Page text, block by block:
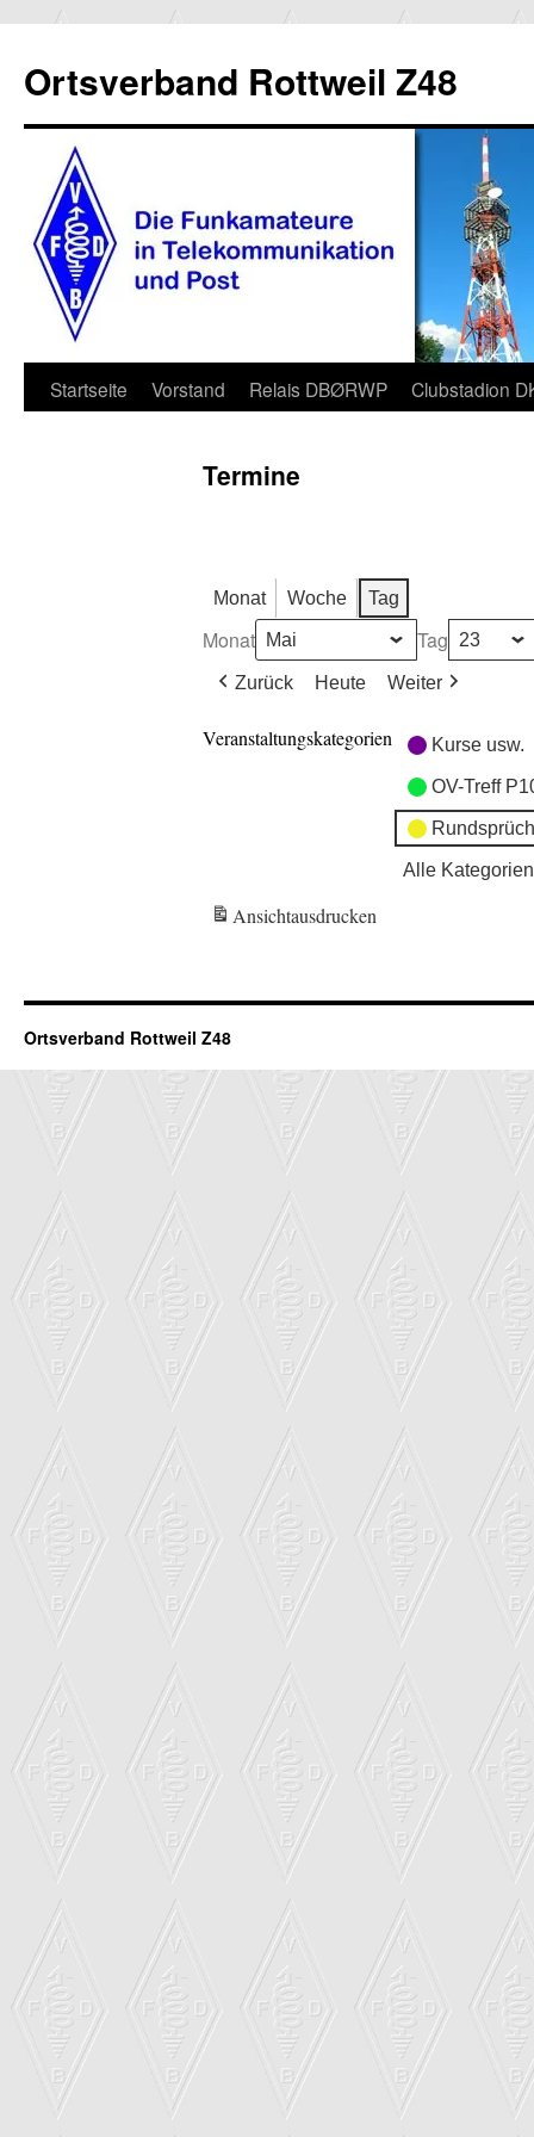
Ortsverband Rottweil Z48
Zum
Startseite Vorstand Relais DBØRWP Clubstadion
Termine
Monat Woche Tag
Monat Tag
Zurück Heute Weiter
Veranstaltungskategorien Kurse usw.
OV-Treff
Alle Kategorien
Ansichtausdrucken
Ortsverband Rottweil Z48